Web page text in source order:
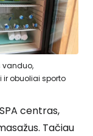
vanduo,
ir obuoliai sporto
centras,
Tačiau